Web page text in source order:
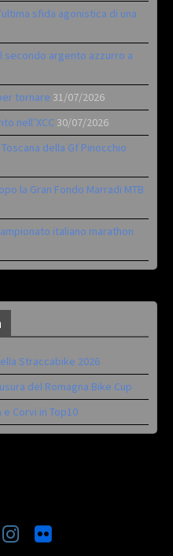
sfida agonistica di una
secondo argento azzurro a
tornare 31/07/2026
nell’XCC 30/07/2026
della Gf Pinocchio
la Gran Fondo Marradi MTB
italiano marathon
Straccabike 2026
del Romagna Bike Cup
e Corvi in Top10